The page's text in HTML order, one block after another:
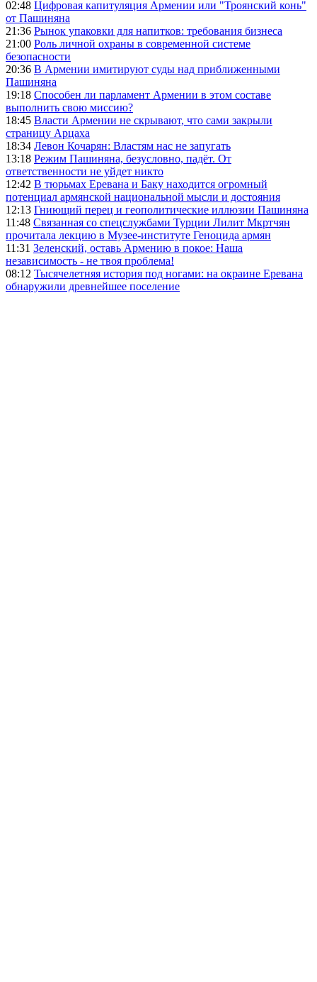
02:48 Цифровая капитуляция Армении или "Троянский конь"
от Пашиняна
21:36 Рынок упаковки для напитков: требования бизнеса
21:00 Роль личной охраны в современной системе
безопасности
20:36 В Армении имитируют суды над приближенными
Пашиняна
19:18 Способен ли парламент Армении в этом составе
выполнить свою миссию?
18:45 Власти Армении не скрывают, что сами закрыли
страницу Арцаха
18:34 Левон Кочарян: Властям нас не запугать
13:18 Режим Пашиняна, безусловно, падёт. От
ответственности не уйдет никто
12:42 В тюрьмах Еревана и Баку находится огромный
потенциал армянской национальной мысли и достояния
12:13 Гниющий перец и геополитические иллюзии Пашиняна
11:48 Связанная со спецслужбами Турции Лилит Мкртчян
прочитала лекцию в Музее-институте Геноцида армян
11:31 Зеленский, оставь Армению в покое: Наша
независимость - не твоя проблема!
08:12 Тысячелетняя история под ногами: на окраине Еревана
обнаружили древнейшее поселение